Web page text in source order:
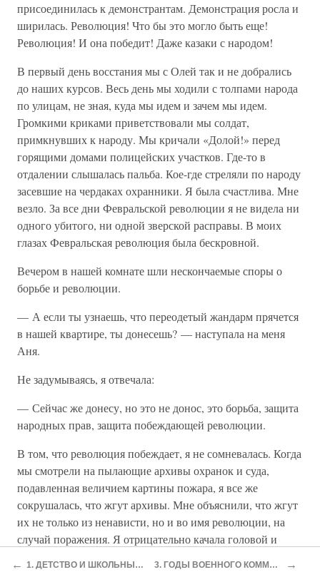
присоединилась к демонстрантам. Демонстрация росла и
ширилась. Революция! Что бы это могло быть еще!
Революция! И она победит! Даже казаки с народом!
В первый день восстания мы с Олей так и не добрались
до наших курсов. Весь день мы ходили с толпами народа
по улицам, не зная, куда мы идем и зачем мы идем.
Громкими криками приветствовали мы солдат,
примкнувших к народу. Мы кричали «Долой!» перед
горящими домами полицейских участков. Где-то в
отдалении слышалась пальба. Кое-где стреляли по народу
засевшие на чердаках охранники. Я была счастлива. Мне
везло. За все дни Февральской революции я не видела ни
одного убитого, ни одной зверской расправы. В моих
глазах Февральская революция была бескровной.
Вечером в нашей комнате шли нескончаемые споры о
борьбе и революции.
— А если ты узнаешь, что переодетый жандарм прячется
в нашей квартире, ты донесешь? — наступала на меня
Аня.
Не задумываясь, я отвечала:
— Сейчас же донесу, но это не донос, это борьба, защита
народных прав, защита побеждающей революции.
В том, что революция побеждает, я не сомневалась. Когда
мы смотрели на пылающие архивы охранок и суда,
подавленная величием картины пожара, я все же
сокрушалась, что жгут архивы. Мне объяснили, что жгут
их не только из ненависти, но и во имя революции, на
случай поражения. Я отрицательно качала головой и
← 1. ДЕТСТВО И ШКОЛЬНЫЕ ГОДЫ 3. ГОДЫ ВОЕННОГО КОММУНИЗМА →